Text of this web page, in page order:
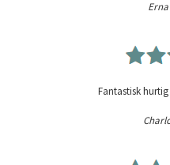
Fantastisk